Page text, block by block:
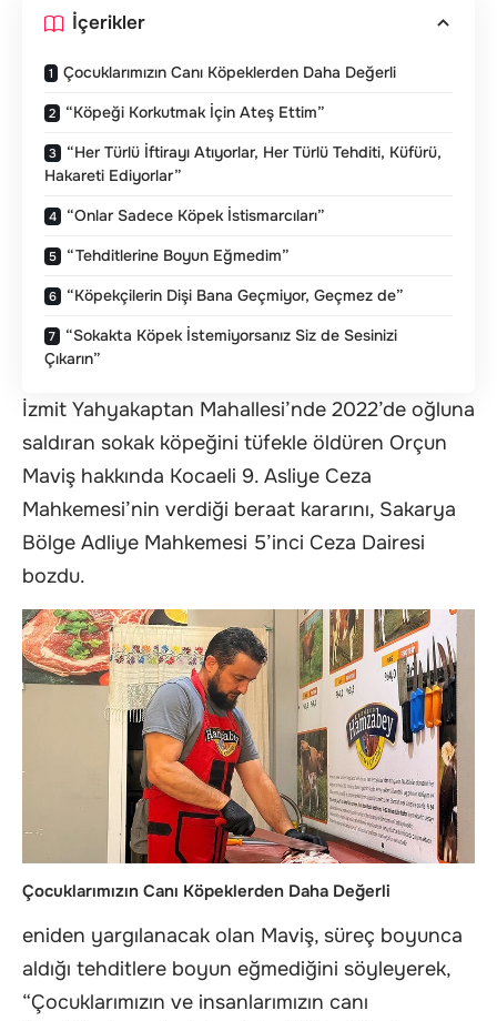
İçerikler
Çocuklarımızın Canı Köpeklerden Daha Değerli
“Köpeği Korkutmak İçin Ateş Ettim”
“Her Türlü İftirayı Atıyorlar, Her Türlü Tehditi, Küfürü,
Hakareti Ediyorlar”
“Onlar Sadece Köpek İstismarcıları”
“Tehditlerine Boyun Eğmedim”
“Köpekçilerin Dişi Bana Geçmiyor, Geçmez de”
“Sokakta Köpek İstemiyorsanız Siz de Sesinizi
Çıkarın”
İzmit Yahyakaptan Mahallesi’nde 2022’de oğluna
saldıran sokak köpeğini tüfekle öldüren Orçun
Maviş hakkında Kocaeli 9. Asliye Ceza
Mahkemesi’nin verdiği beraat kararını, Sakarya
Bölge Adliye Mahkemesi 5’inci Ceza Dairesi
bozdu.
Çocuklarımızın Canı Köpeklerden Daha Değerli
eniden yargılanacak olan Maviş, süreç boyunca
aldığı tehditlere boyun eğmediğini söyleyerek,
“Çocuklarımızın ve insanlarımızın canı